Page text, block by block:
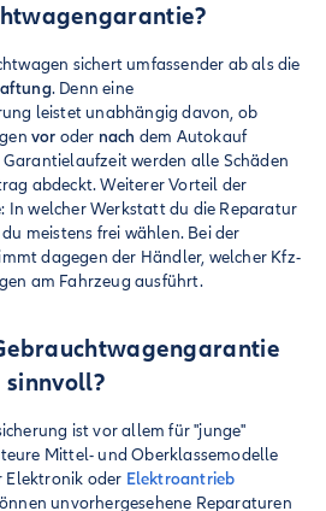
sichert umfassender ab als die
. Denn eine
leistet unabhängig davon, ob
vor oder nach dem Autokauf
werden alle Schäden
abdeckt. Weiterer Vorteil der
In welcher Werkstatt du die Reparatur
meistens frei wählen. Bei der
dagegen der Händler, welcher Kfz-
am Fahrzeug ausführt.
sinnvoll?
ist vor allem für "junge"
Mittel- und Oberklassemodelle
Elektronik oder Elektroantrieb
unvorhergesehene Reparaturen